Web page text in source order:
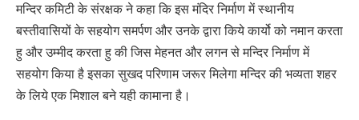
मन्दिर कमिटी के संरक्षक ने कहा कि इस मंदिर निर्माण में स्थानीय
बस्तीवासियों के सहयोग समर्पण और उनके द्वारा किये कार्यो को नमान करता
हु और उम्मीद करता हु की जिस मेहनत और लगन से मन्दिर निर्माण में
सहयोग किया है इसका सुखद परिणाम जरूर मिलेगा मन्दिर की भव्यता शहर
के लिये एक मिशाल बने यही कामाना है।